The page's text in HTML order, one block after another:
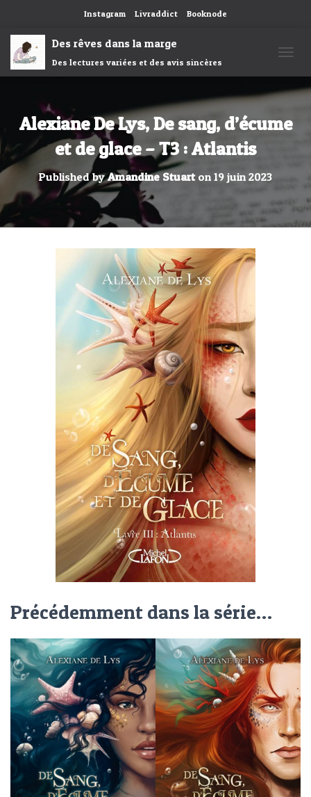
Instagram Livraddict Booknode
Des rêves dans la marge
Des lectures variées et des avis sincères
Alexiane De Lys, De sang, d’écume
et de glace – T3 : Atlantis
Published byAmandine Stuarton 19 juin 2023
Précédemment dans la série…